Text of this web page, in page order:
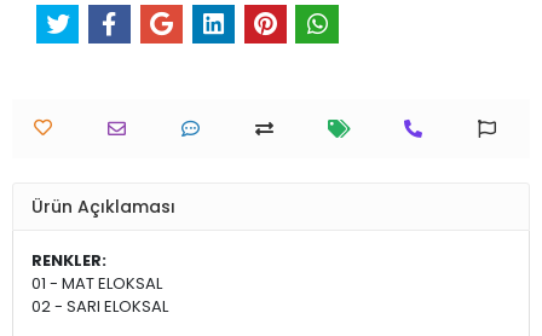
Ürün Açıklaması
RENKLER:
01 - MAT ELOKSAL
02 - SARI ELOKSAL